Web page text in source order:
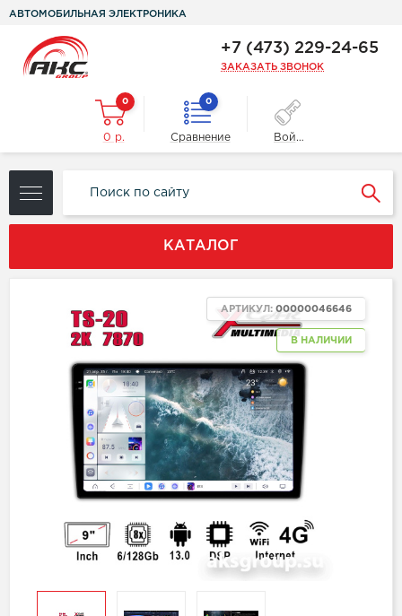
АВТОМОБИЛЬНАЯ ЭЛЕКТРОНИКА
+7 (473) 229-24-65
ЗАКАЗАТЬ ЗВОНОК
0
0 р.
0
Сравнение Войти
КАТАЛОГ
В НАЛИЧИИ
АРТИКУЛ: 00000046646